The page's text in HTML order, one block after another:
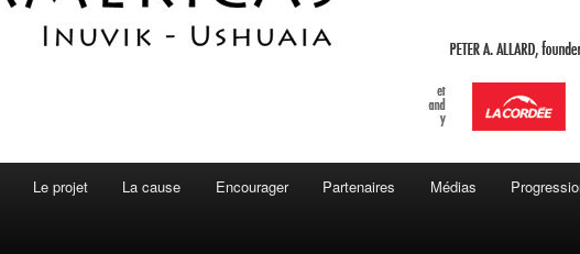
Le projet La cause Encourager Partenaires Médias